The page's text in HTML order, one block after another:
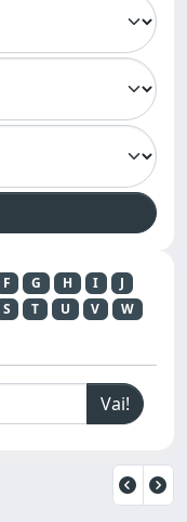
F G H I
J
S T U V
W